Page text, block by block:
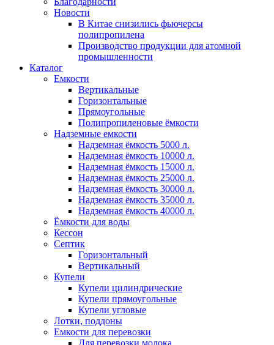
Новости
В Китае снизились фьючерсы
полипропилена
Производство продукции для атомной
промышленности
Каталог
Емкости
Вертикальные
Горизонтальные
Прямоугольные
Полипропиленовые ёмкости
Надземные емкости
Надземная ёмкость 5000 л.
Надземная ёмкость 10000 л.
Надземная ёмкость 15000 л.
Надземная ёмкость 25000 л.
Надземная ёмкость 30000 л.
Надземная ёмкость 35000 л.
Надземная ёмкость 40000 л.
Ёмкости для воды
Кессон
Септик
Горизонтальный
Вертикальный
Купели
Купели цилиндрические
Купели прямоугольные
Купели угловые
Лотки, поддоны
Емкости для перевозки
Для перевозки молока